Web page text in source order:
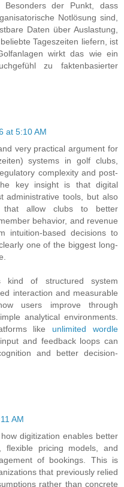
Besonders der Punkt, dass
Notlösung sind,
Daten über Auslastung,
Tageszeiten liefern, ist
wirkt das wie ein
zu faktenbasierter
at 5:10 AM
very practical argument for
systems in golf clubs,
complexity and post-
key insight is that digital
administrative tools, but also
that allow clubs to better
behavior, and revenue
intuition-based decisions to
one of the biggest long-
of structured system
interaction and measurable
users improve through
analytical environments.
like unlimited wordle
and feedback loops can
and better decision-
AM
digitization enables better
flexible pricing models, and
of bookings. This is
that previously relied
rather than concrete